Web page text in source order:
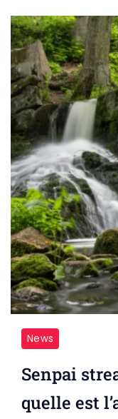
News
Senpai
quelle est